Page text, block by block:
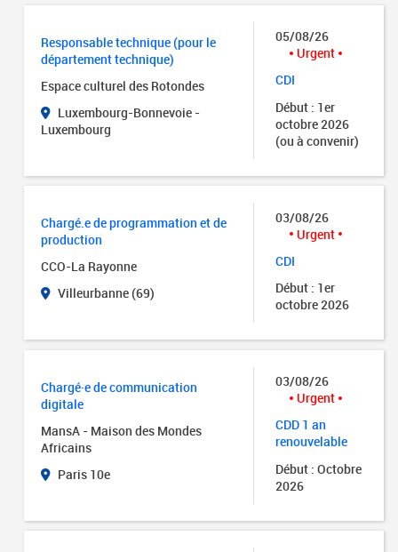
Responsable technique (pour le
département technique)
Espace culturel des Rotondes
Luxembourg-Bonnevoie -
Luxembourg
05/08/26
Urgent
CDI
Début : 1er
octobre 2026
(ou à convenir)
Chargé.e de programmation et de
production
CCO-La Rayonne
Villeurbanne (69)
03/08/26
Urgent
CDI
Début : 1er
octobre 2026
Chargé·e de communication
digitale
MansA - Maison des Mondes
Africains
Paris 10e
03/08/26
Urgent
CDD 1 an
renouvelable
Début : Octobre
2026